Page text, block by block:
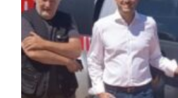
ενημερώνουν τους
συνύπαρξη με τις